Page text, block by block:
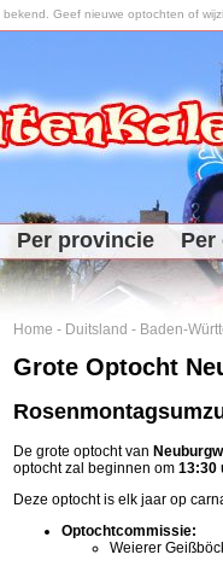
bekend. Geef nieuwe optochten of
Per provincie Per
Home - Duitsland - Baden-
Grote Optocht
De grote optocht van
optocht zal beginnen om 13:30
Deze optocht is elk jaar op
Optochtcommissie:
Weierer